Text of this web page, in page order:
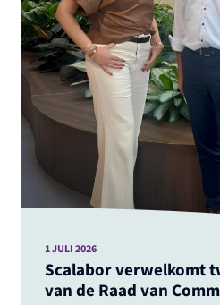
Scalabor verwelkomt
van de Raad van
1 JULI 2026